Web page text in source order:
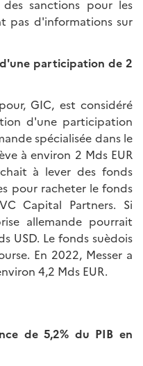
sanctions pour les
pas d'informations sur
participation de 2
GIC, est considéré
d'une participation
spécialisée dans le
à environ 2 Mds EUR
à lever des fonds
pour racheter le fonds
Capital Partners. Si
allemande pourrait
USD. Le fonds suèdois
En 2022, Messer a
4,2 Mds EUR.
de 5,2% du PIB en